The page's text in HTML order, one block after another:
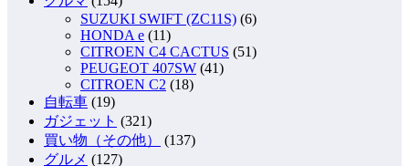
SUZUKI SWIFT (ZC11S) (6)
HONDA e (11)
CITROEN C4 CACTUS (51)
PEUGEOT 407SW (41)
CITROEN C2 (18)
自転車 (19)
ガジェット (321)
買い物（その他）
(137)
グルメ (127)